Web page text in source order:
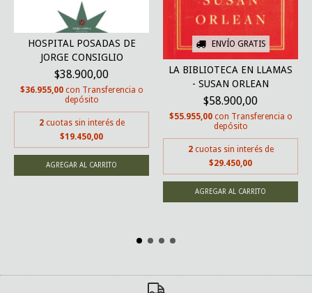
HOSPITAL POSADAS DE
JORGE CONSIGLIO
$38.900,00
$36.955,00 con Transferencia o
depósito
2 cuotas sin interés de
$19.450,00
ENVÍO GRATIS
LA BIBLIOTECA EN LLAMAS
- SUSAN ORLEAN
$58.900,00
$55.955,00 con Transferencia o
depósito
2 cuotas sin interés de
$29.450,00